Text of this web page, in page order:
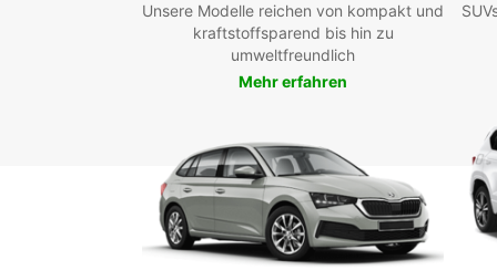
Unsere Modelle reichen von kompakt und
kraftstoffsparend bis hin zu
umweltfreundlich
Mehr erfahren